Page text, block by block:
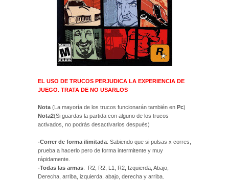
EL USO DE TRUCOS PERJUDICA LA EXPERIENCIA DE
JUEGO. TRATA DE NO USARLOS
Nota (La mayoría de los trucos funcionarán también en Pc)
Nota2(Si guardas la partida con alguno de los trucos
activados, no podrás desactivarlos después)
-Correr de forma ilimitada: Sabiendo que si pulsas x corres,
prueba a hacerlo pero de forma intermitente y muy
rápidamente.
-Todas las armas: R2, R2, L1, R2, Izquierda, Abajo,
Derecha, arriba, izquierda, abajo, derecha y arriba.